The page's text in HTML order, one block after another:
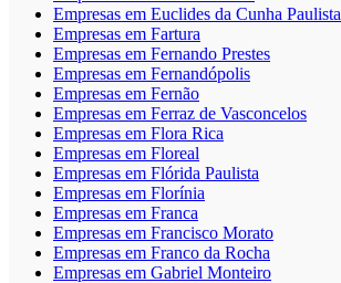
Empresas em Euclides da Cunha Paulista
Empresas em Fartura
Empresas em Fernando Prestes
Empresas em Fernandópolis
Empresas em Fernão
Empresas em Ferraz de Vasconcelos
Empresas em Flora Rica
Empresas em Floreal
Empresas em Flórida Paulista
Empresas em Florínia
Empresas em Franca
Empresas em Francisco Morato
Empresas em Franco da Rocha
Empresas em Gabriel Monteiro